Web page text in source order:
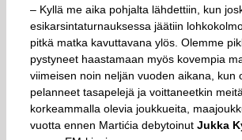
– Kyllä me aika pohjalta lähdettiin, kun
esikarsintaturnauksessa jäätiin
pitkä matka kavuttavana ylös. Olemme
pystyneet haastamaan myös kovempia
viimeisen noin neljän vuoden aikana, kun
pelanneet tasapelejä ja voittaneetkin
korkeammalla olevia joukkueita,
vuotta ennen Martićia debytoinut Jukka